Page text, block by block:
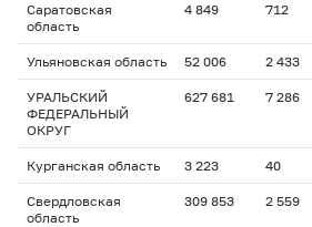
Саратовская
область
4 849 712
Ульяновская область 52 006 2 433
УРАЛЬСКИЙ
ФЕДЕРАЛЬНЫЙ
ОКРУГ
627 681 7 286
Курганская область 3 223 40
Свердловская
область
309 853 2 559